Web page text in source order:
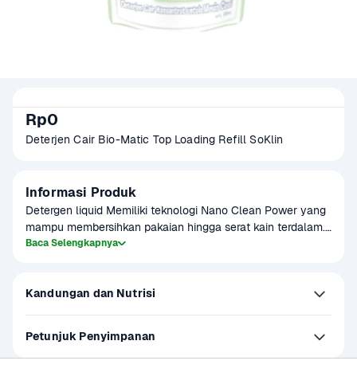
Rp0
Deterjen Cair Bio-Matic Top Loading Refill SoKlin
Informasi Produk
Detergen liquid Memiliki teknologi Nano Clean Power yang
mampu membersihkan pakaian hingga serat kain terdalam.
Formula anti bakterial di dalamnya dapat menghilangkan
Anda akan terjaga tetap cemerlang
Baca Selengkapnya
Kandungan dan Nutrisi
Petunjuk Penyimpanan